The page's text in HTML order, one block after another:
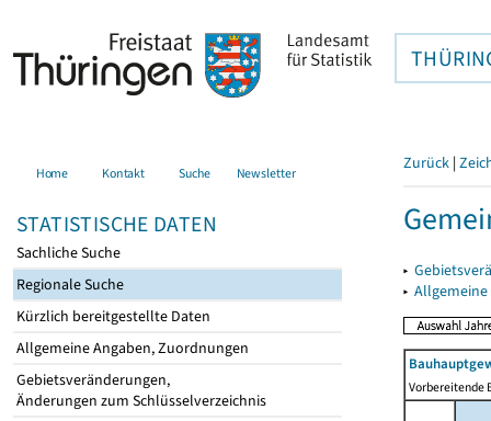
Home Kontakt Suche Newsletter
STATISTISCHE DATEN
Sachliche Suche
Regionale Suche
Kürzlich bereitgestellte Daten
Allgemeine Angaben, Zuordnungen
Gebietsveränderungen,
Änderungen zum Schlüsselverzeichnis
Zurück |
▸
▸
Vorbereitende